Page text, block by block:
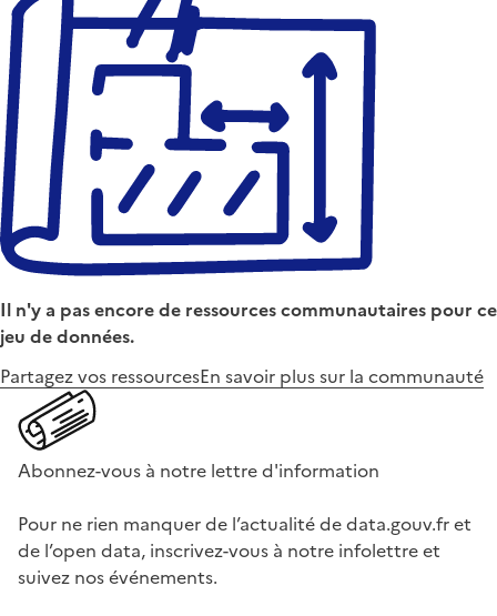
Il n'y a pas encore de ressources communautaires pour ce
jeu de données.
Partagez vos ressourcesEn savoir plus sur la communauté
Abonnez-vous à notre lettre d'information
Pour ne rien manquer de l’actualité de data.gouv.fr et
de l’open data, inscrivez-vous à notre infolettre et
suivez nos événements.